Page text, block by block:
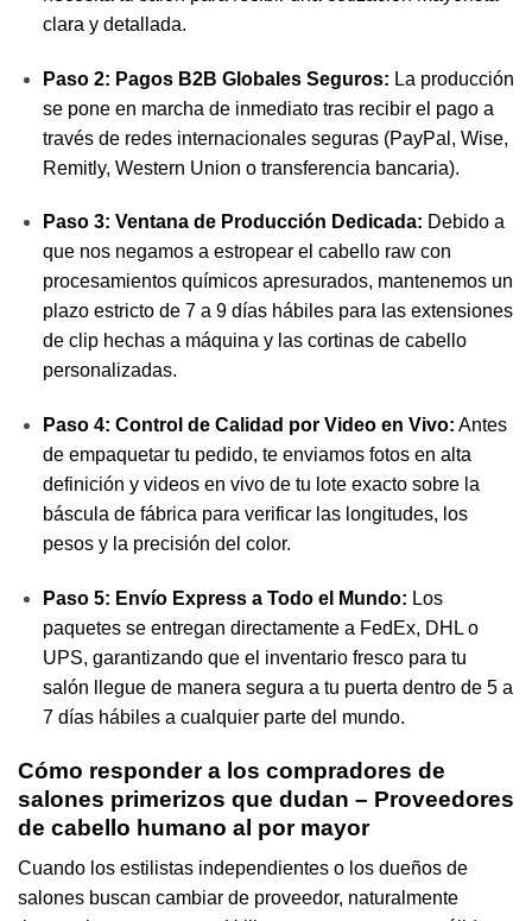
clara y detallada.
Paso 2: Pagos B2B Globales Seguros: La producción
se pone en marcha de inmediato tras recibir el pago a
través de redes internacionales seguras (PayPal, Wise,
Remitly, Western Union o transferencia bancaria).
Paso 3: Ventana de Producción Dedicada: Debido a
que nos negamos a estropear el cabello raw con
procesamientos químicos apresurados, mantenemos un
plazo estricto de 7 a 9 días hábiles para las extensiones
de clip hechas a máquina y las cortinas de cabello
personalizadas.
Paso 4: Control de Calidad por Video en Vivo: Antes
de empaquetar tu pedido, te enviamos fotos en alta
definición y videos en vivo de tu lote exacto sobre la
báscula de fábrica para verificar las longitudes, los
pesos y la precisión del color.
Paso 5: Envío Express a Todo el Mundo: Los
paquetes se entregan directamente a FedEx, DHL o
UPS, garantizando que el inventario fresco para tu
salón llegue de manera segura a tu puerta dentro de 5 a
7 días hábiles a cualquier parte del mundo.
Cómo responder a los compradores de
salones primerizos que dudan – Proveedores
de cabello humano al por mayor
Cuando los estilistas independientes o los dueños de
salones buscan cambiar de proveedor, naturalmente